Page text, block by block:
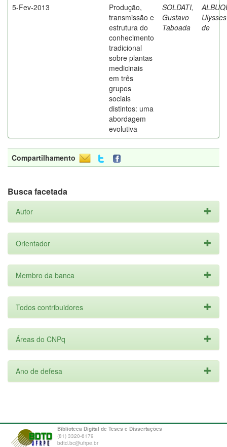
5-Fev-2013
Produção,
transmissão e
estrutura do
conhecimento
tradicional
sobre plantas
medicinais
em três
grupos
sociais
distintos: uma
abordagem
evolutiva
SOLDATI,
Gustavo
Taboada
de
Compartilhamento
Busca facetada
Autor
Orientador
Membro da banca
Todos contribuidores
Áreas do CNPq
Ano de defesa
Biblioteca Digital de Teses e Dissertações
(81) 3320-6179
bdtd.bc@ufrpe.br